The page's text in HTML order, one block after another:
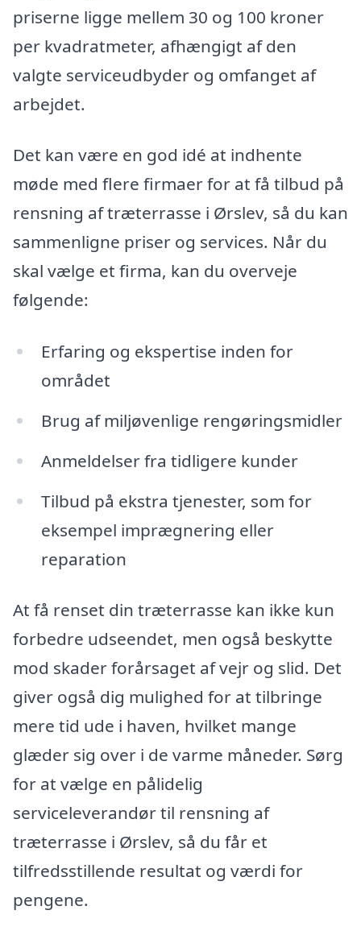
priserne ligge mellem 30 og 100 kroner
per kvadratmeter, afhængigt af den
valgte serviceudbyder og omfanget af
arbejdet.
Det kan være en god idé at indhente
møde med flere firmaer for at få tilbud på
rensning af træterrasse i Ørslev, så du kan
sammenligne priser og services. Når du
skal vælge et firma, kan du overveje
følgende:
Erfaring og ekspertise inden for
området
Brug af miljøvenlige rengøringsmidler
Anmeldelser fra tidligere kunder
Tilbud på ekstra tjenester, som for
eksempel imprægnering eller
reparation
At få renset din træterrasse kan ikke kun
forbedre udseendet, men også beskytte
mod skader forårsaget af vejr og slid. Det
giver også dig mulighed for at tilbringe
mere tid ude i haven, hvilket mange
glæder sig over i de varme måneder. Sørg
for at vælge en pålidelig
serviceleverandør til rensning af
træterrasse i Ørslev, så du får et
tilfredsstillende resultat og værdi for
pengene.